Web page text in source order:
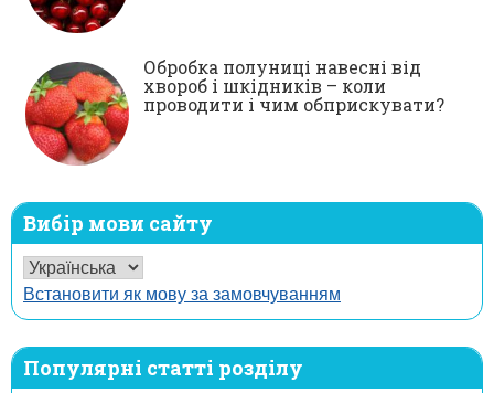
Обробка полуниці навесні від
хвороб і шкідників – коли
проводити і чим обприскувати?
Вибір мови сайту
Встановити як мову за замовчуванням
Популярні статті розділу